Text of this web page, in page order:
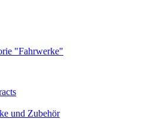
"Fahrwerke"
und Zubehör